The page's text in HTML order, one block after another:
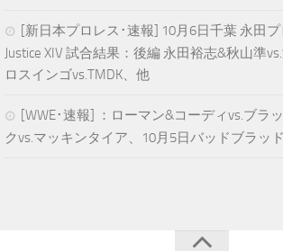
[新日本プロレス･速報] 10月6日千葉 永田
Justice XIV 試合結果：後編 永田裕志&秋山準
ロスインゴvs.TMDK、他
[WWE･速報] ：ローマン&コーディvs.ブラ
クvs.マッキンタイア、10月5日バッドブラッ